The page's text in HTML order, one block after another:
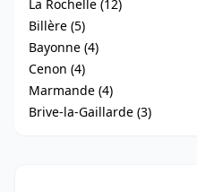
La Rochelle (12)
Billère (5)
Bayonne (4)
Cenon (4)
Marmande (4)
Brive-la-Gaillarde (3)